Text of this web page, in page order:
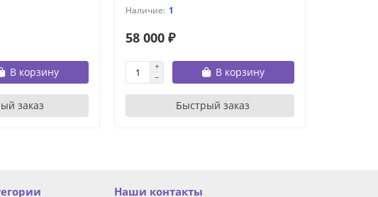
В корзину
заказ
1
58 000 ₽
В корзину
Быстрый заказ
Наши контакты